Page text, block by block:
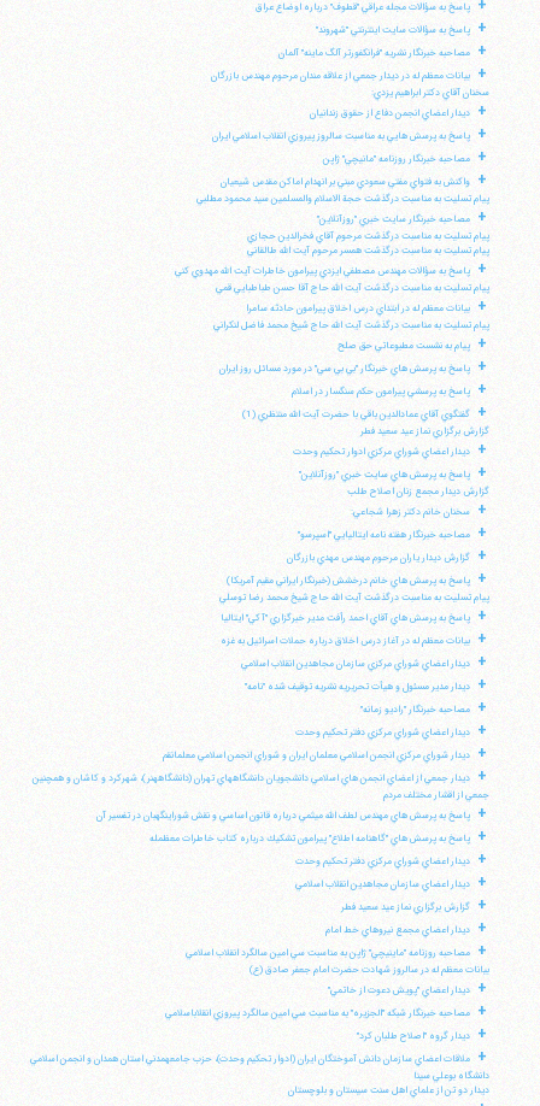
+ پاسخ به سؤالات مجله عراقي "قطوف" درباره اوضاع عراق
+ پاسخ به سؤالات سايت اينترنتي "شهروند"
+ مصاحبه خبرنگار نشريه "فرانكفورتر آلگ ماينه" آلمان
+
بيانات معظم له در ديدار جمعي از علاقه مندان مرحوم مهندس بازرگان
سخنان آقاي دكتر ابراهيم يزدي:
+ ديدار اعضاي انجمن دفاع از حقوق زندانيان
+ پاسخ به پرسش هايي به مناسبت سالروز پيروزي انقلاب اسلامي ايران
+ مصاحبه خبرنگار روزنامه "مانيچي" ژاپن
+
واكنش به فتواي مفتي سعودي مبني بر انهدام اماكن مقدس شيعيان
پيام تسليت به مناسبت درگذشت حجة الاسلام والمسلمين سيد محمود مطلبي
+
مصاحبه خبرنگار سايت خبري "روزآنلاين"
پيام تسليت به مناسبت درگذشت مرحوم آقاي فخرالدين حجازي
پيام تسليت به مناسبت درگذشت همسر مرحوم آيت الله طالقاني
+
پاسخ به سؤالات مهندس مصطفي ايزدي پيرامون خاطرات آيت الله مهدوي كني
پيام تسليت به مناسبت درگذشت آيت الله حاج آقا حسن طباطبايي قمي
+
بيانات معظم له در ابتداي درس اخلاق پيرامون حادثه سامرا
پيام تسليت به مناسبت درگذشت آيت الله حاج شيخ محمد فاضل لنكراني
+ پيام به نشست مطبوعاتي حق صلح
+ پاسخ به پرسش هاي خبرنگار "بي بي سي" در مورد مسائل روز ايران
+ پاسخ به پرسشي پيرامون حكم سنگسار در اسلام
+
گفتگوي آقاي عمادالدين باقي با حضرت آيت الله منتظري (1)
گزارش برگزاري نماز عيد سعيد فطر
+ ديدار اعضاي شوراي مركزي ادوار تحكيم وحدت
+
پاسخ به پرسش هاي سايت خبري "روزآنلاين"
گزارش ديدار مجمع زنان اصلاح طلب
+ سخنان خانم دكتر زهرا شجاعي:
+ مصاحبه خبرنگار هفته نامه ايتاليايي "اسپرسو"
+ گزارش ديدار ياران مرحوم مهندس مهدي بازرگان
+
پاسخ به پرسش هاي خانم درخشش (خبرنگار ايراني مقيم آمريكا)
پيام تسليت به مناسبت درگذشت آيت الله حاج شيخ محمد رضا توسلي
+ پاسخ به پرسش هاي آقاي احمد رأفت مدير خبرگزاري "آكي" ايتاليا
+ بيانات معظم له در آغاز درس اخلاق درباره حملات اسرائيل به غزه
+ ديدار اعضاي شوراي مركزي سازمان مجاهدين انقلاب اسلامي
+ ديدار مدير مسئول و هيأت تحريريه نشريه توقيف شده "نامه"
+ مصاحبه خبرنگار "راديو زمانه"
+ ديدار اعضاي شوراي مركزي دفتر تحكيم وحدت
+ ديدار شوراي مركزي انجمن اسلامي معلمان ايران و شوراي انجمن اسلامي معلمانقم
+
ديدار جمعي از اعضاي انجمن هاي اسلامي دانشجويان دانشگاههاي تهران (دانشگاههنر)، شهركرد و كاشان و همچنين
جمعي از اقشار مختلف مردم
+ پاسخ به پرسش هاي مهندس لطف الله ميثمي درباره قانون اساسي و نقش شوراينگهبان در تفسير آن
+ پاسخ به پرسش هاي "گاهنامه اطلاع" پيرامون تشكيك درباره كتاب خاطرات معظمله
+ ديدار اعضاي شوراي مركزي دفتر تحكيم وحدت
+ ديدار اعضاي سازمان مجاهدين انقلاب اسلامي
+ گزارش برگزاري نماز عيد سعيد فطر
+ ديدار اعضاي مجمع نيروهاي خط امام
+
مصاحبه روزنامه "ماينيچي" ژاپن به مناسبت سي امين سالگرد انقلاب اسلامي
بيانات معظم له در سالروز شهادت حضرت امام جعفر صادق (ع)
+ ديدار اعضاي "پويش دعوت از خاتمي"
+ مصاحبه خبرنگار شبكه "الجزيره" به مناسبت سي امين سالگرد پيروزي انقلاباسلامي
+ ديدار گروه "اصلاح طلبان كرد"
+
ملاقات اعضاي سازمان دانش آموختگان ايران (ادوار تحكيم وحدت)، حزب جامعهمدني استان همدان و انجمن اسلامي
دانشگاه بوعلي سينا
ديدار دو تن از علماي اهل سنت سيستان و بلوچستان